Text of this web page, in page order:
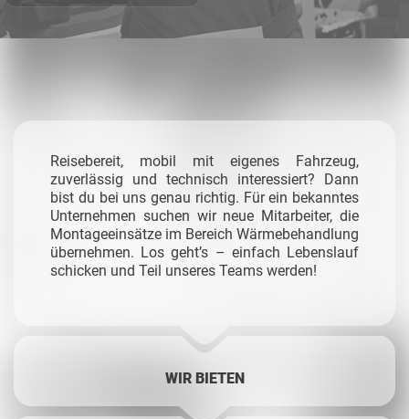
Reisebereit, mobil mit eigenes Fahrzeug,
zuverlässig und technisch interessiert? Dann
bist du bei uns genau richtig. Für ein bekanntes
Unternehmen suchen wir neue Mitarbeiter, die
Montageeinsätze im Bereich Wärmebehandlung
übernehmen. Los geht’s – einfach Lebenslauf
schicken und Teil unseres Teams werden!
WIR BIETEN